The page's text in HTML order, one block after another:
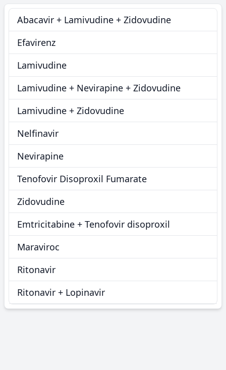
Abacavir + Lamivudine + Zidovudine
Efavirenz
Lamivudine
Lamivudine + Nevirapine + Zidovudine
Lamivudine + Zidovudine
Nelfinavir
Nevirapine
Tenofovir Disoproxil Fumarate
Zidovudine
Emtricitabine + Tenofovir disoproxil
Maraviroc
Ritonavir
Ritonavir + Lopinavir